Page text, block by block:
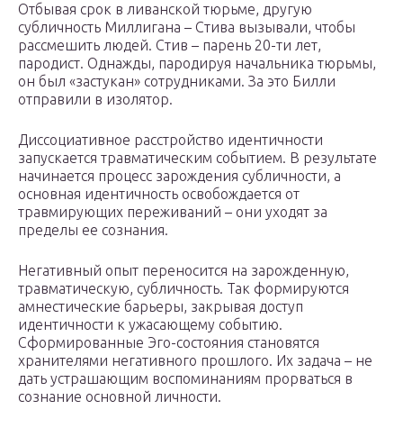
Отбывая срок в ливанской тюрьме, другую
субличность Миллигана – Стива вызывали, чтобы
рассмешить людей. Стив – парень 20-ти лет,
пародист. Однажды, пародируя начальника тюрьмы,
он был «застукан» сотрудниками. За это Билли
отправили в изолятор.
Диссоциативное расстройство идентичности
запускается травматическим событием. В результате
начинается процесс зарождения субличности, а
основная идентичность освобождается от
травмирующих переживаний – они уходят за
пределы ее сознания.
Негативный опыт переносится на зарожденную,
травматическую, субличность. Так формируются
амнестические барьеры, закрывая доступ
идентичности к ужасающему событию.
Сформированные Эго-состояния становятся
хранителями негативного прошлого. Их задача – не
дать устрашающим воспоминаниям прорваться в
сознание основной личности.